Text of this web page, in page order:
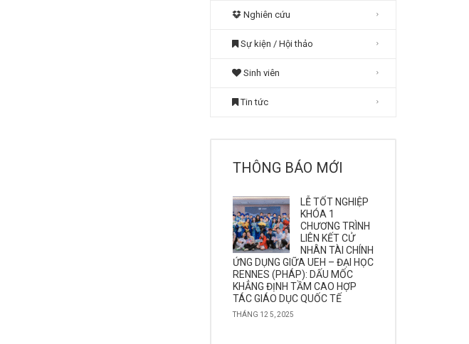
Nghiên cứu
Sự kiện / Hội thảo
Sinh viên
Tin tức
THÔNG BÁO MỚI
LỄ TỐT NGHIỆP
KHÓA 1
CHƯƠNG TRÌNH
LIÊN KẾT CỬ
NHÂN TÀI CHÍNH
ỨNG DỤNG GIỮA UEH – ĐẠI HỌC
RENNES (PHÁP): DẤU MỐC
KHẲNG ĐỊNH TẦM CAO HỢP
TÁC GIÁO DỤC QUỐC TẾ
THÁNG 12 5, 2025